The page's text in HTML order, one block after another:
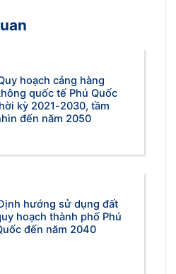
hoạch cảng hàng
quốc tế Phú Quốc
kỳ 2021-2030, tầm
đến năm 2050
hướng sử dụng đất
hoạch thành phố Phú
đến năm 2040